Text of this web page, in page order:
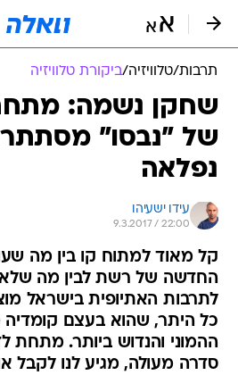
תרבות/טלוויזיה/ביקורת טלוויזיה
שחקן נשמה:
של "נבסו"
נפלאה
עידו ישעיהו
9.3.2017 / 22:00
קל מאוד למתוח קו בין מה
החדשה של רשת לבין מה
לתרבות האתיופית בישראל
כל היתר, שהוא בעצם
ההמוני והנדוש ביותר. מתחת
סדרה מעולה, מגיע לנו לקבל